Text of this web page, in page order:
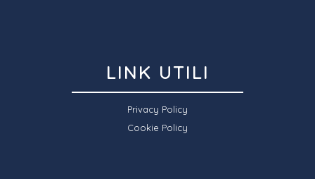
LINK UTILI
Privacy Policy
Cookie Policy